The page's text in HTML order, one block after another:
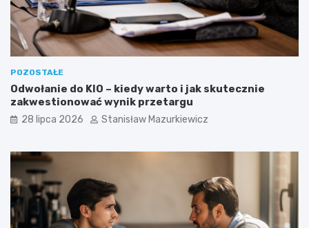
POZOSTAŁE
Odwołanie do KIO – kiedy warto i jak skutecznie
zakwestionować wynik przetargu
28 lipca 2026 Stanisław Mazurkiewicz